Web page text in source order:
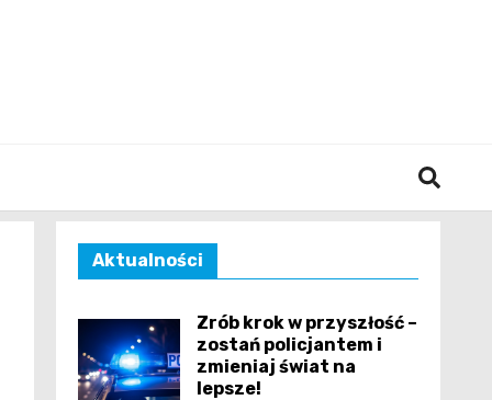
Aktualności
Zrób krok w przyszłość –
zostań policjantem i
zmieniaj świat na
lepsze!